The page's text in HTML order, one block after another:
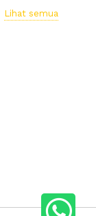
Lihat semua